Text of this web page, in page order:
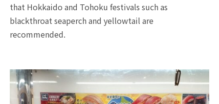
that Hokkaido and Tohoku festivals such as
blackthroat seaperch and yellowtail are
recommended.